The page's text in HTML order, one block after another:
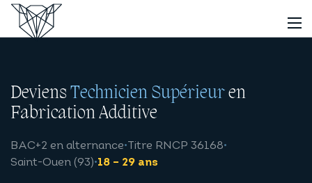
Deviens Technicien Supérieuren
Fabrication Additive
BAC+2 en alternance• Titre RNCP 36168•
Saint-Ouen (93)•18 – 29 ans